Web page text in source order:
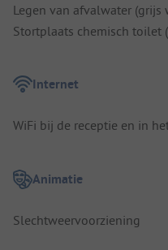
Legen van afvalwater (grijs
Stortplaats chemisch toilet
Internet
WiFi bij de receptie en in
Animatie
Slechtweervoorziening